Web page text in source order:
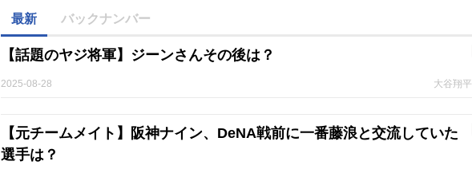
最新 バックナンバー
【話題のヤジ将軍】ジーンさんその後は？
大谷翔平
2025-08-28
【元チームメイト】阪神ナイン、DeNA戦前に一番藤浪と交流していた
選手は？